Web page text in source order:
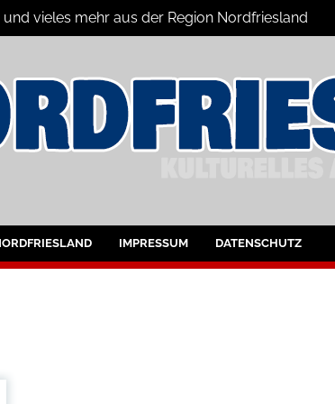
vieles mehr aus der Region Nordfriesland
für Nordfriesland und
IMPRESSUM DATENSCHUTZ